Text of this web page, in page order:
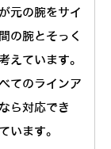
元の腕をサイ
の腕とそっく
えています。
てのラインア
ら対応でき
います。